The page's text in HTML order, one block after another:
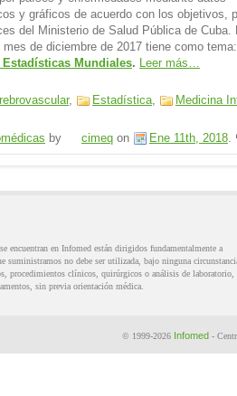
y gráficos de acuerdo con los objetivos,
del Ministerio de Salud Pública de Cuba.
de diciembre de 2017 tiene como tema:
Mundiales. Leer más…
, Estadística,
Medicina
by cimeq on Ene 11th, 2018.
encuentran en Infomed están dirigidos fundamentalmente a
suministramos no debe ser utilizada, bajo ninguna
procedimientos clínicos, quirúrgicos o análisis de laboratorio,
sin previa orientación médica.
© 1999-2026 Infomed -